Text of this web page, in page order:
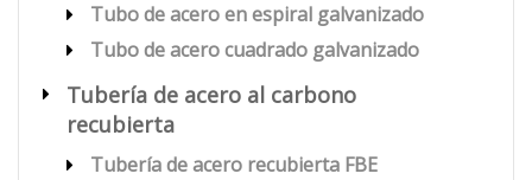
Tubo de acero en espiral galvanizado
Tubo de acero cuadrado galvanizado
Tubería de acero al carbono
recubierta
Tubería de acero recubierta FBE